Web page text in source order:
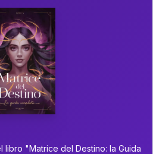
Iscriviti alla newsletter
aggiornamenti!
parziale
gratuita
in basso per vedere
parziale gratuita della tua
libro "Matrice del Destino: la Guida